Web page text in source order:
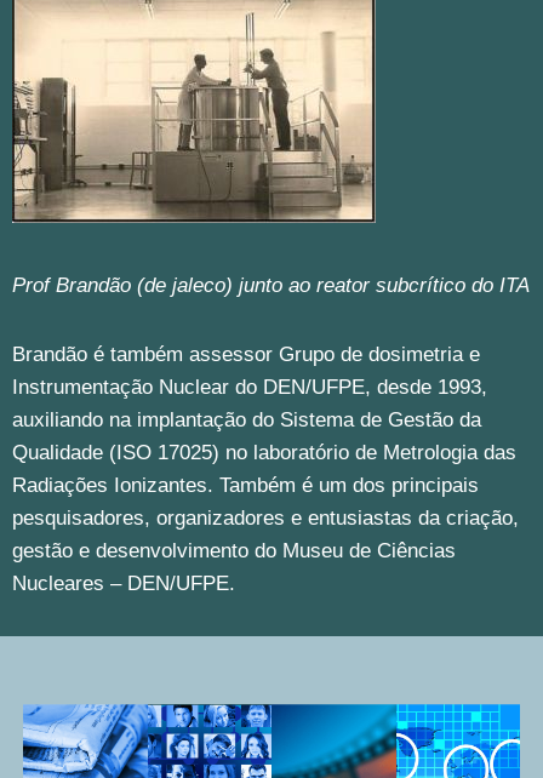
Prof Brandão (de jaleco) junto ao reator subcrítico do ITA
Brandão é também assessor Grupo de dosimetria e
Instrumentação Nuclear do DEN/UFPE, desde 1993,
auxiliando na implantação do Sistema de Gestão da
Qualidade (ISO 17025) no laboratório de Metrologia das
Radiações Ionizantes. Também é um dos principais
pesquisadores, organizadores e entusiastas da criação,
gestão e desenvolvimento do Museu de Ciências
Nucleares – DEN/UFPE.